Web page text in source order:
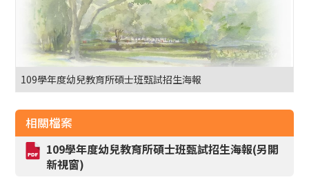
109學年度幼兒教育所碩士班甄試招生海報
相關檔案
109學年度幼兒教育所碩士班甄試招生海報(另開
新視窗)